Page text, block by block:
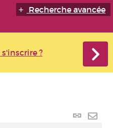
Recherche avancée
?
Lien